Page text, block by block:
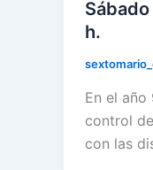
h.
En el año
control
con las